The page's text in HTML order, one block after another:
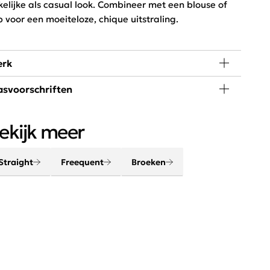
als casual look. Combineer met een blouse of
voor een moeiteloze, chique uitstraling.
passie en creativiteit staan centraal bij
stoer en helemaal van deze tijd.
meer
Freequent Broeken